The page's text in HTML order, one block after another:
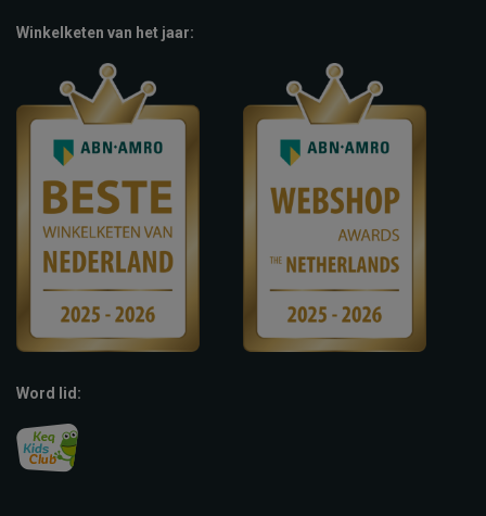
Winkelketen van het jaar:
Word lid: